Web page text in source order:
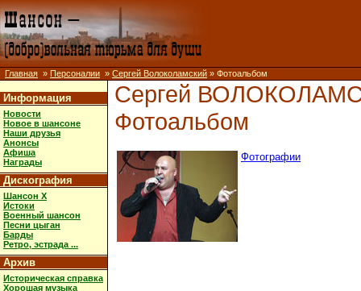
Главная » Персоналии » Сергей Волоколамский » Фотоальбом
Информация
Новости
Новое в шансоне
Наши друзья
Анонсы
Афиша
Награды
Дискография
Шансон X
Истоки
Военный шансон
Песни цыган
Барды
Ретро, эстрада ...
Архив
Историческая справка
Хорошая музыка
Сергей
Фотоальбом
Фотографии